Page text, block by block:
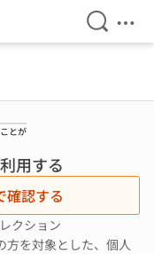
検索を
メ
とが
用する
確認する
クション
方を対象とした、個人